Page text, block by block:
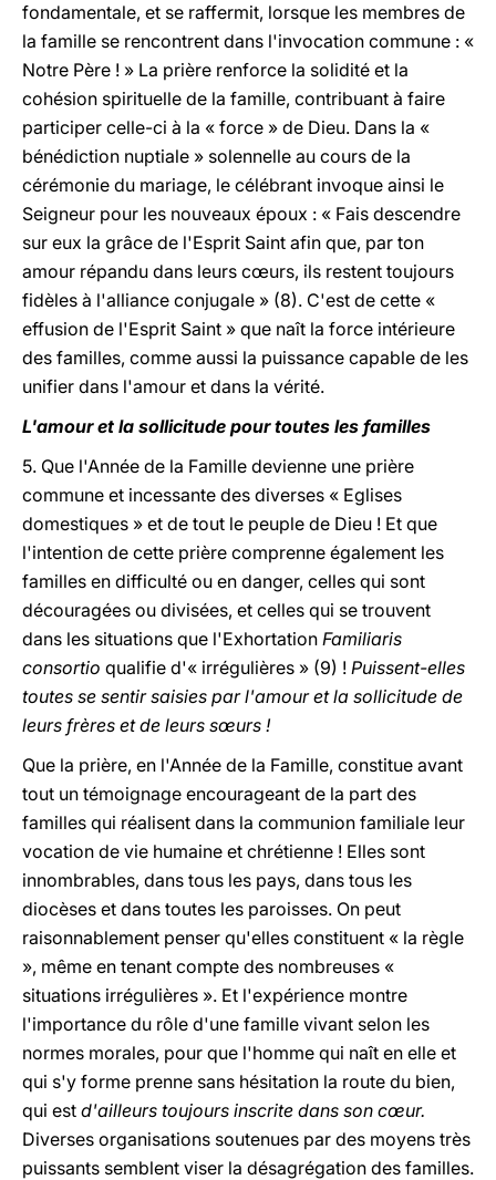
fondamentale, et se raffermit, lorsque les membres de
la famille se rencontrent dans l'invocation commune : «
Notre Père ! » La prière renforce la solidité et la
cohésion spirituelle de la famille, contribuant à faire
participer celle-ci à la « force » de Dieu. Dans la «
bénédiction nuptiale » solennelle au cours de la
cérémonie du mariage, le célébrant invoque ainsi le
Seigneur pour les nouveaux époux : « Fais descendre
sur eux la grâce de l'Esprit Saint afin que, par ton
amour répandu dans leurs cœurs, ils restent toujours
fidèles à l'alliance conjugale » (8). C'est de cette «
effusion de l'Esprit Saint » que naît la force intérieure
des familles, comme aussi la puissance capable de les
unifier dans l'amour et dans la vérité.
L'amour et la sollicitude pour toutes les familles
5. Que l'Année de la Famille devienne une prière
commune et incessante des diverses « Eglises
domestiques » et de tout le peuple de Dieu ! Et que
l'intention de cette prière comprenne également les
familles en difficulté ou en danger, celles qui sont
découragées ou divisées, et celles qui se trouvent
dans les situations que l'Exhortation Familiaris
consortio qualifie d'« irrégulières » (9) ! Puissent-elles
toutes se sentir saisies par l'amour et la sollicitude de
leurs frères et de leurs sœurs !
Que la prière, en l'Année de la Famille, constitue avant
tout un témoignage encourageant de la part des
familles qui réalisent dans la communion familiale leur
vocation de vie humaine et chrétienne ! Elles sont
innombrables, dans tous les pays, dans tous les
diocèses et dans toutes les paroisses. On peut
raisonnablement penser qu'elles constituent « la règle
», même en tenant compte des nombreuses «
situations irrégulières ». Et l'expérience montre
l'importance du rôle d'une famille vivant selon les
normes morales, pour que l'homme qui naît en elle et
qui s'y forme prenne sans hésitation la route du bien,
qui est d'ailleurs toujours inscrite dans son cœur.
Diverses organisations soutenues par des moyens très
puissants semblent viser la désagrégation des familles.